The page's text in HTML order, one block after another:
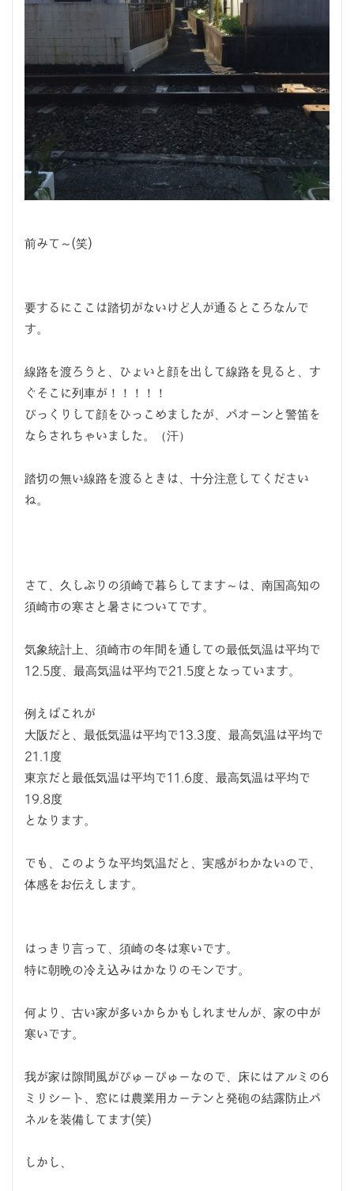
前みて～(笑)
要するにここは踏切がないけど人が通るところなんで
す。
線路を渡ろうと、ひょいと顔を出して線路を見ると、す
ぐそこに列車が！！！！！
びっくりして顔をひっこめましたが、パオーンと警笛を
ならされちゃいました。（汗）
踏切の無い線路を渡るときは、十分注意してください
ね。
さて、久しぶりの須崎で暮らしてます～は、南国高知の
須崎市の寒さと暑さについてです。
気象統計上、須崎市の年間を通しての最低気温は平均で
12.5度、最高気温は平均で21.5度となっています。
例えばこれが
大阪だと、最低気温は平均で13.3度、最高気温は平均で
21.1度
東京だと最低気温は平均で11.6度、最高気温は平均で
19.8度
となります。
でも、このような平均気温だと、実感がわかないので、
体感をお伝えします。
はっきり言って、須崎の冬は寒いです。
特に朝晩の冷え込みはかなりのモンです。
何より、古い家が多いからかもしれませんが、家の中が
寒いです。
我が家は隙間風がぴゅーぴゅーなので、床にはアルミの6
ミリシート、窓には農業用カーテンと発砲の結露防止パ
ネルを装備してます(笑)
しかし、